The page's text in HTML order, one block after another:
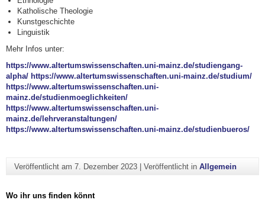
Katholische Theologie
Kunstgeschichte
Linguistik
Mehr Infos unter:
https://www.altertumswissenschaften.uni-mainz.de/studiengang-
alpha/ https://www.altertumswissenschaften.uni-mainz.de/studium/
https://www.altertumswissenschaften.uni-
mainz.de/studienmoeglichkeiten/
https://www.altertumswissenschaften.uni-
mainz.de/lehrveranstaltungen/
https://www.altertumswissenschaften.uni-mainz.de/studienbueros/
Veröffentlicht am 7. Dezember 2023| Veröffentlicht in Allgemein
Wo ihr uns finden könnt